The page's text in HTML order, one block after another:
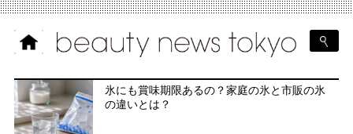
氷にも賞味期限あるの？家庭の氷と市販の氷
の違いとは？